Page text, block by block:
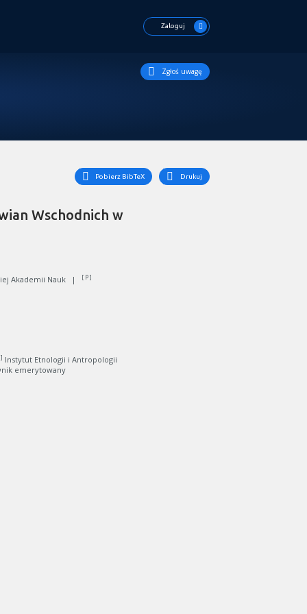
Zaloguj
Zgłoś uwagę
Pobierz BibTeX Drukuj
Wschodnich w
Akademii Nauk | [ P ]
Instytut Etnologii i Antropologii
emerytowany